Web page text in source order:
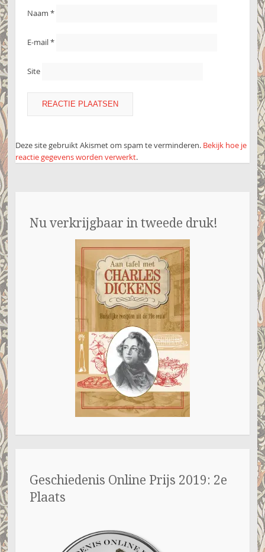
Naam *
E-mail*
Site
Deze site gebruikt Akismet om spam te verminderen. Bekijk hoe je
reactie gegevens worden verwerkt.
Nu verkrijgbaar in tweede druk!
Geschiedenis Online Prijs 2019: 2e
Plaats